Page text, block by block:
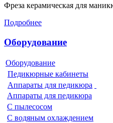
Фреза керамическая для
Подробнее
Оборудование
Оборудование
Педикюрные кабинеты
Аппараты для педикюра
Аппараты для педикюра
С пылесосом
С водяным охлаждением